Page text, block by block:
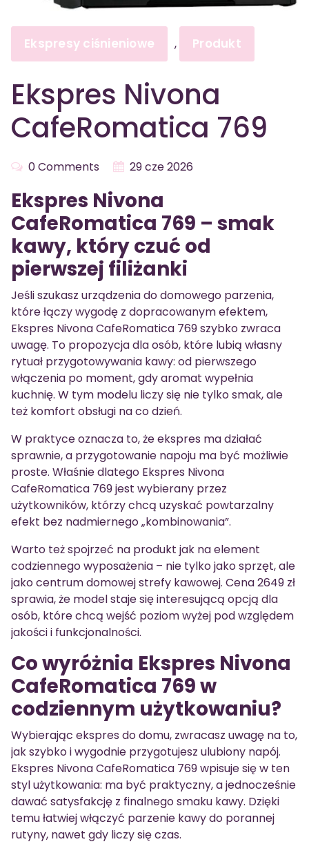
Ekspresy ciśnieniowe , Produkt
Ekspres Nivona
CafeRomatica 769
0 Comments 29 cze 2026
Ekspres Nivona
CafeRomatica 769 – smak
kawy, który czuć od
pierwszej filiżanki
Jeśli szukasz urządzenia do domowego parzenia,
które łączy wygodę z dopracowanym efektem,
Ekspres Nivona CafeRomatica 769 szybko zwraca
uwagę. To propozycja dla osób, które lubią własny
rytuał przygotowywania kawy: od pierwszego
włączenia po moment, gdy aromat wypełnia
kuchnię. W tym modelu liczy się nie tylko smak, ale
też komfort obsługi na co dzień.
W praktyce oznacza to, że ekspres ma działać
sprawnie, a przygotowanie napoju ma być możliwie
proste. Właśnie dlatego Ekspres Nivona
CafeRomatica 769 jest wybierany przez
użytkowników, którzy chcą uzyskać powtarzalny
efekt bez nadmiernego „kombinowania”.
Warto też spojrzeć na produkt jak na element
codziennego wyposażenia – nie tylko jako sprzęt, ale
jako centrum domowej strefy kawowej. Cena 2649 zł
sprawia, że model staje się interesującą opcją dla
osób, które chcą wejść poziom wyżej pod względem
jakości i funkcjonalności.
Co wyróżnia Ekspres Nivona
CafeRomatica 769 w
codziennym użytkowaniu?
Wybierając ekspres do domu, zwracasz uwagę na to,
jak szybko i wygodnie przygotujesz ulubiony napój.
Ekspres Nivona CafeRomatica 769 wpisuje się w ten
styl użytkowania: ma być praktyczny, a jednocześnie
dawać satysfakcję z finalnego smaku kawy. Dzięki
temu łatwiej włączyć parzenie kawy do porannej
rutyny, nawet gdy liczy się czas.